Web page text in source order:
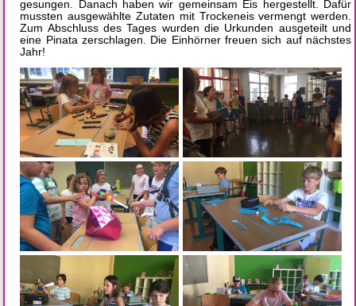
gesungen. Danach haben wir gemeinsam Eis hergestellt. Dafür
mussten ausgewählte Zutaten mit Trockeneis vermengt werden.
Zum Abschluss des Tages wurden die Urkunden ausgeteilt und
eine Pinata zerschlagen. Die Einhörner freuen sich auf nächstes
Jahr!